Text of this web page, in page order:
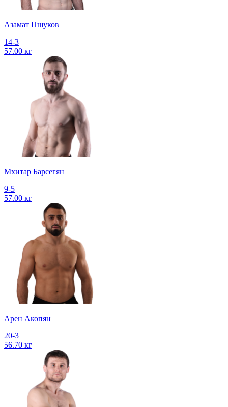
Азамат Пшуков
14-3
57.00 кг
Мхитар Барсегян
9-5
57.00 кг
Арен Акопян
20-3
56.70 кг